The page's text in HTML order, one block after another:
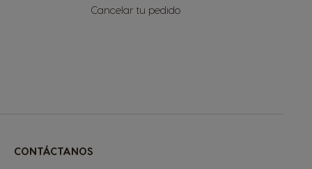
Cancelar tu pedido
CONTÁCTANOS